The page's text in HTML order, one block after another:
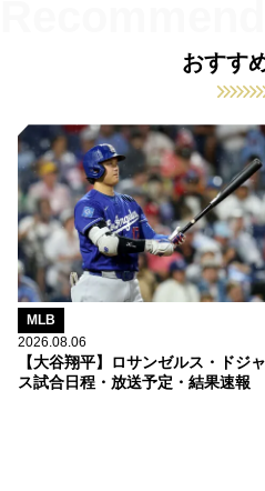
おすす
MLB
2026.08.06
【大谷翔平】ロサンゼルス・ドジ
ス試合日程・放送予定・結果速報